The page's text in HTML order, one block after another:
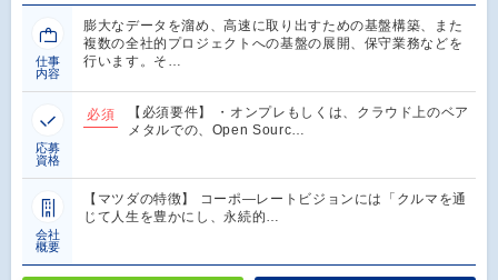
仕事
内容
膨大なデータを溜め、高速に取り出すための基盤構築、また
複数の全社的プロジェクトへの基盤の展開、保守業務などを
行います。そ…
応募
資格
必須
【必須要件】 ・オンプレもしくは、クラウド上のベア
メタルでの、Open Sourc…
会社
概要
【マツダの特徴】 コーポ―レートビジョンには「クルマを通
じて人生を豊かにし、永続的…